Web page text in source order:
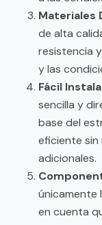
Materiales
de alta
resistencia
y las
Fácil
sencilla y
base del
eficiente sin
adicionales.
únicamente
en cuenta